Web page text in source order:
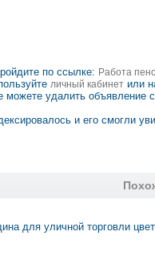
по ссылке: Работа
личный кабинет или
можете удалить объявление
и его смогли
для уличной торговли